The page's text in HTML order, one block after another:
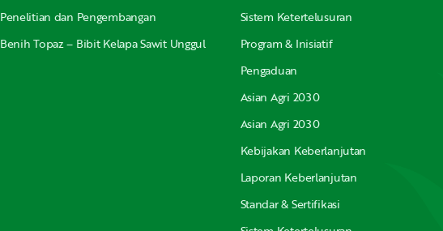
Penelitian dan Pengembangan
Benih Topaz – Bibit Kelapa Sawit Unggul
Sistem Ketertelusuran
Program & Inisiatif
Pengaduan
Asian Agri 2030
Asian Agri 2030
Kebijakan Keberlanjutan
Laporan Keberlanjutan
Standar & Sertifikasi